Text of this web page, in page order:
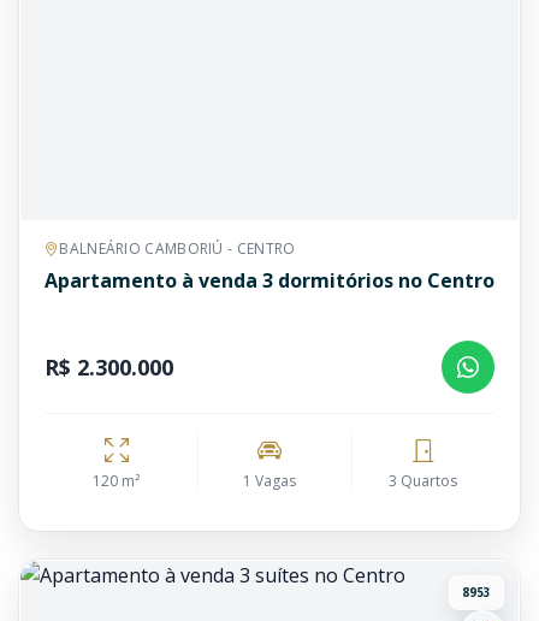
BALNEÁRIO CAMBORIÚ - CENTRO
Apartamento à venda 3 dormitórios no Centro
R$ 2.300.000
120 m² 1 Vagas 3 Quartos
8953